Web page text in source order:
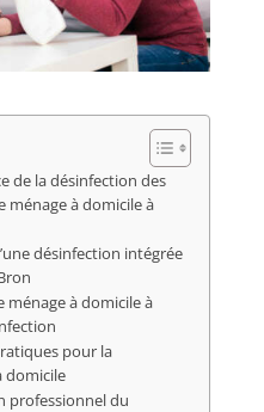
de la désinfection des
ménage à domicile à
désinfection intégrée
ménage à domicile à
pour la
domicile
professionnel du